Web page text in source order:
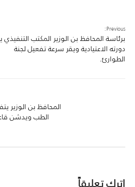
Previous:
برئاسة المحافظ بن الوزير المكتب
دورته الاعتيادية ويقر سرعة تفعيل لجنة
الطوارئ.
المحافظ بن الوزير
الطب ويدشن
اترك تعليقاً